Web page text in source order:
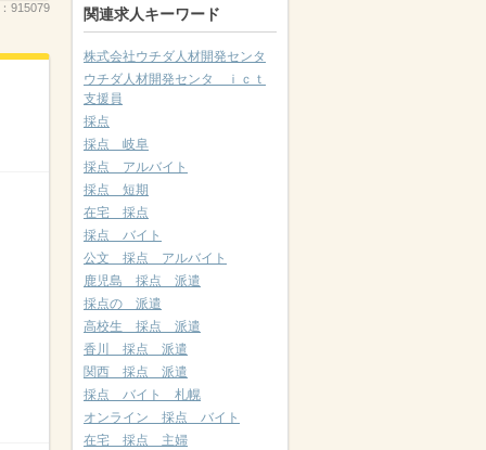
915079 関連求人キーワード
株式会社ウチダ人材開発センタ
ウチダ人材開発センタ ｉｃｔ
支援員
採点
採点 岐阜
採点 アルバイト
採点 短期
在宅 採点
採点 バイト
公文 採点 アルバイト
鹿児島 採点 派遣
採点の 派遣
高校生 採点 派遣
香川 採点 派遣
関西 採点 派遣
採点 バイト 札幌
オンライン 採点 バイト
在宅 採点 主婦